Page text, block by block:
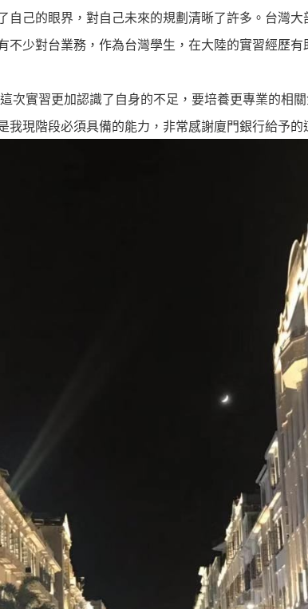
自己的眼界，對自己未來的規劃清晰了許多。台灣
不少對台業務，作為台灣學生，在大陸的實習經歷
次實習更加認識了自身的不足，要培養更專業的相
現階段必須具備的能力，非常感謝廈門銀行給予的